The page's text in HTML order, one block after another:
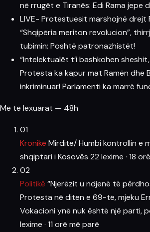
në rrugët e Tiranës: Edi Rama jepe
LIVE- Protestuesit marshojnë drejt
“Shqipëria meriton revolucion”,
tubimin: Poshtë patronazhistët!
“Intelektualët t’i bashkohen
Protesta ka kapur mat Ramën dhe
inkriminuar! Parlamenti ka marrë
Më të lexuarat — 48h
01
Kronikë Mirditë/ Humbi kontrollin e
shqiptari i Kosovës 22 lexime · 18
02
Politikë “Njerëzit u ndjenë të
Protesta në ditën e 69-të, mjeku
Vokacioni ynë nuk është një parti,
lexime · 11 orë më parë